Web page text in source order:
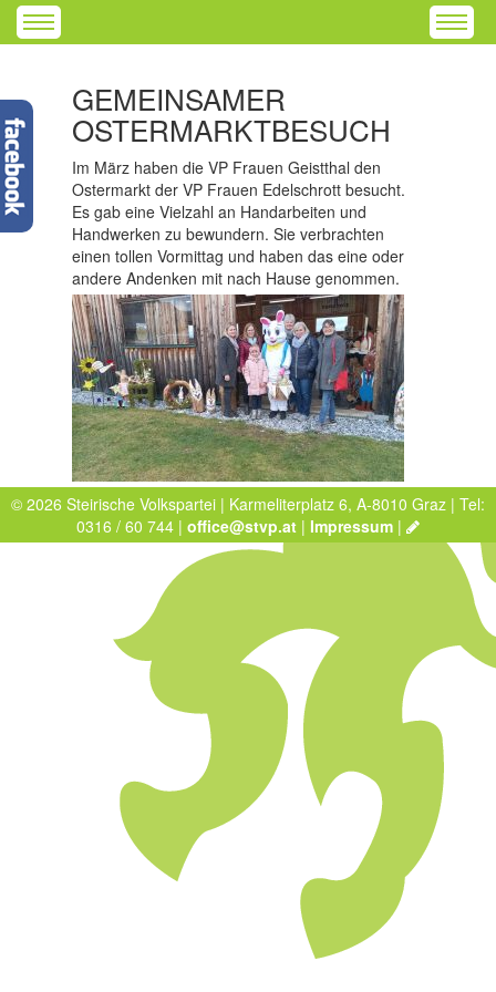
GEMEINSAMER
OSTERMARKTBESUCH
Im März haben die VP Frauen Geistthal den
Ostermarkt der VP Frauen Edelschrott besucht.
Es gab eine Vielzahl an Handarbeiten und
Handwerken zu bewundern. Sie verbrachten
einen tollen Vormittag und haben das eine oder
andere Andenken mit nach Hause genommen.
© 2026 Steirische Volkspartei | Karmeliterplatz 6, A-8010 Graz | Tel:
0316 / 60 744 | office@stvp.at | Impressum |